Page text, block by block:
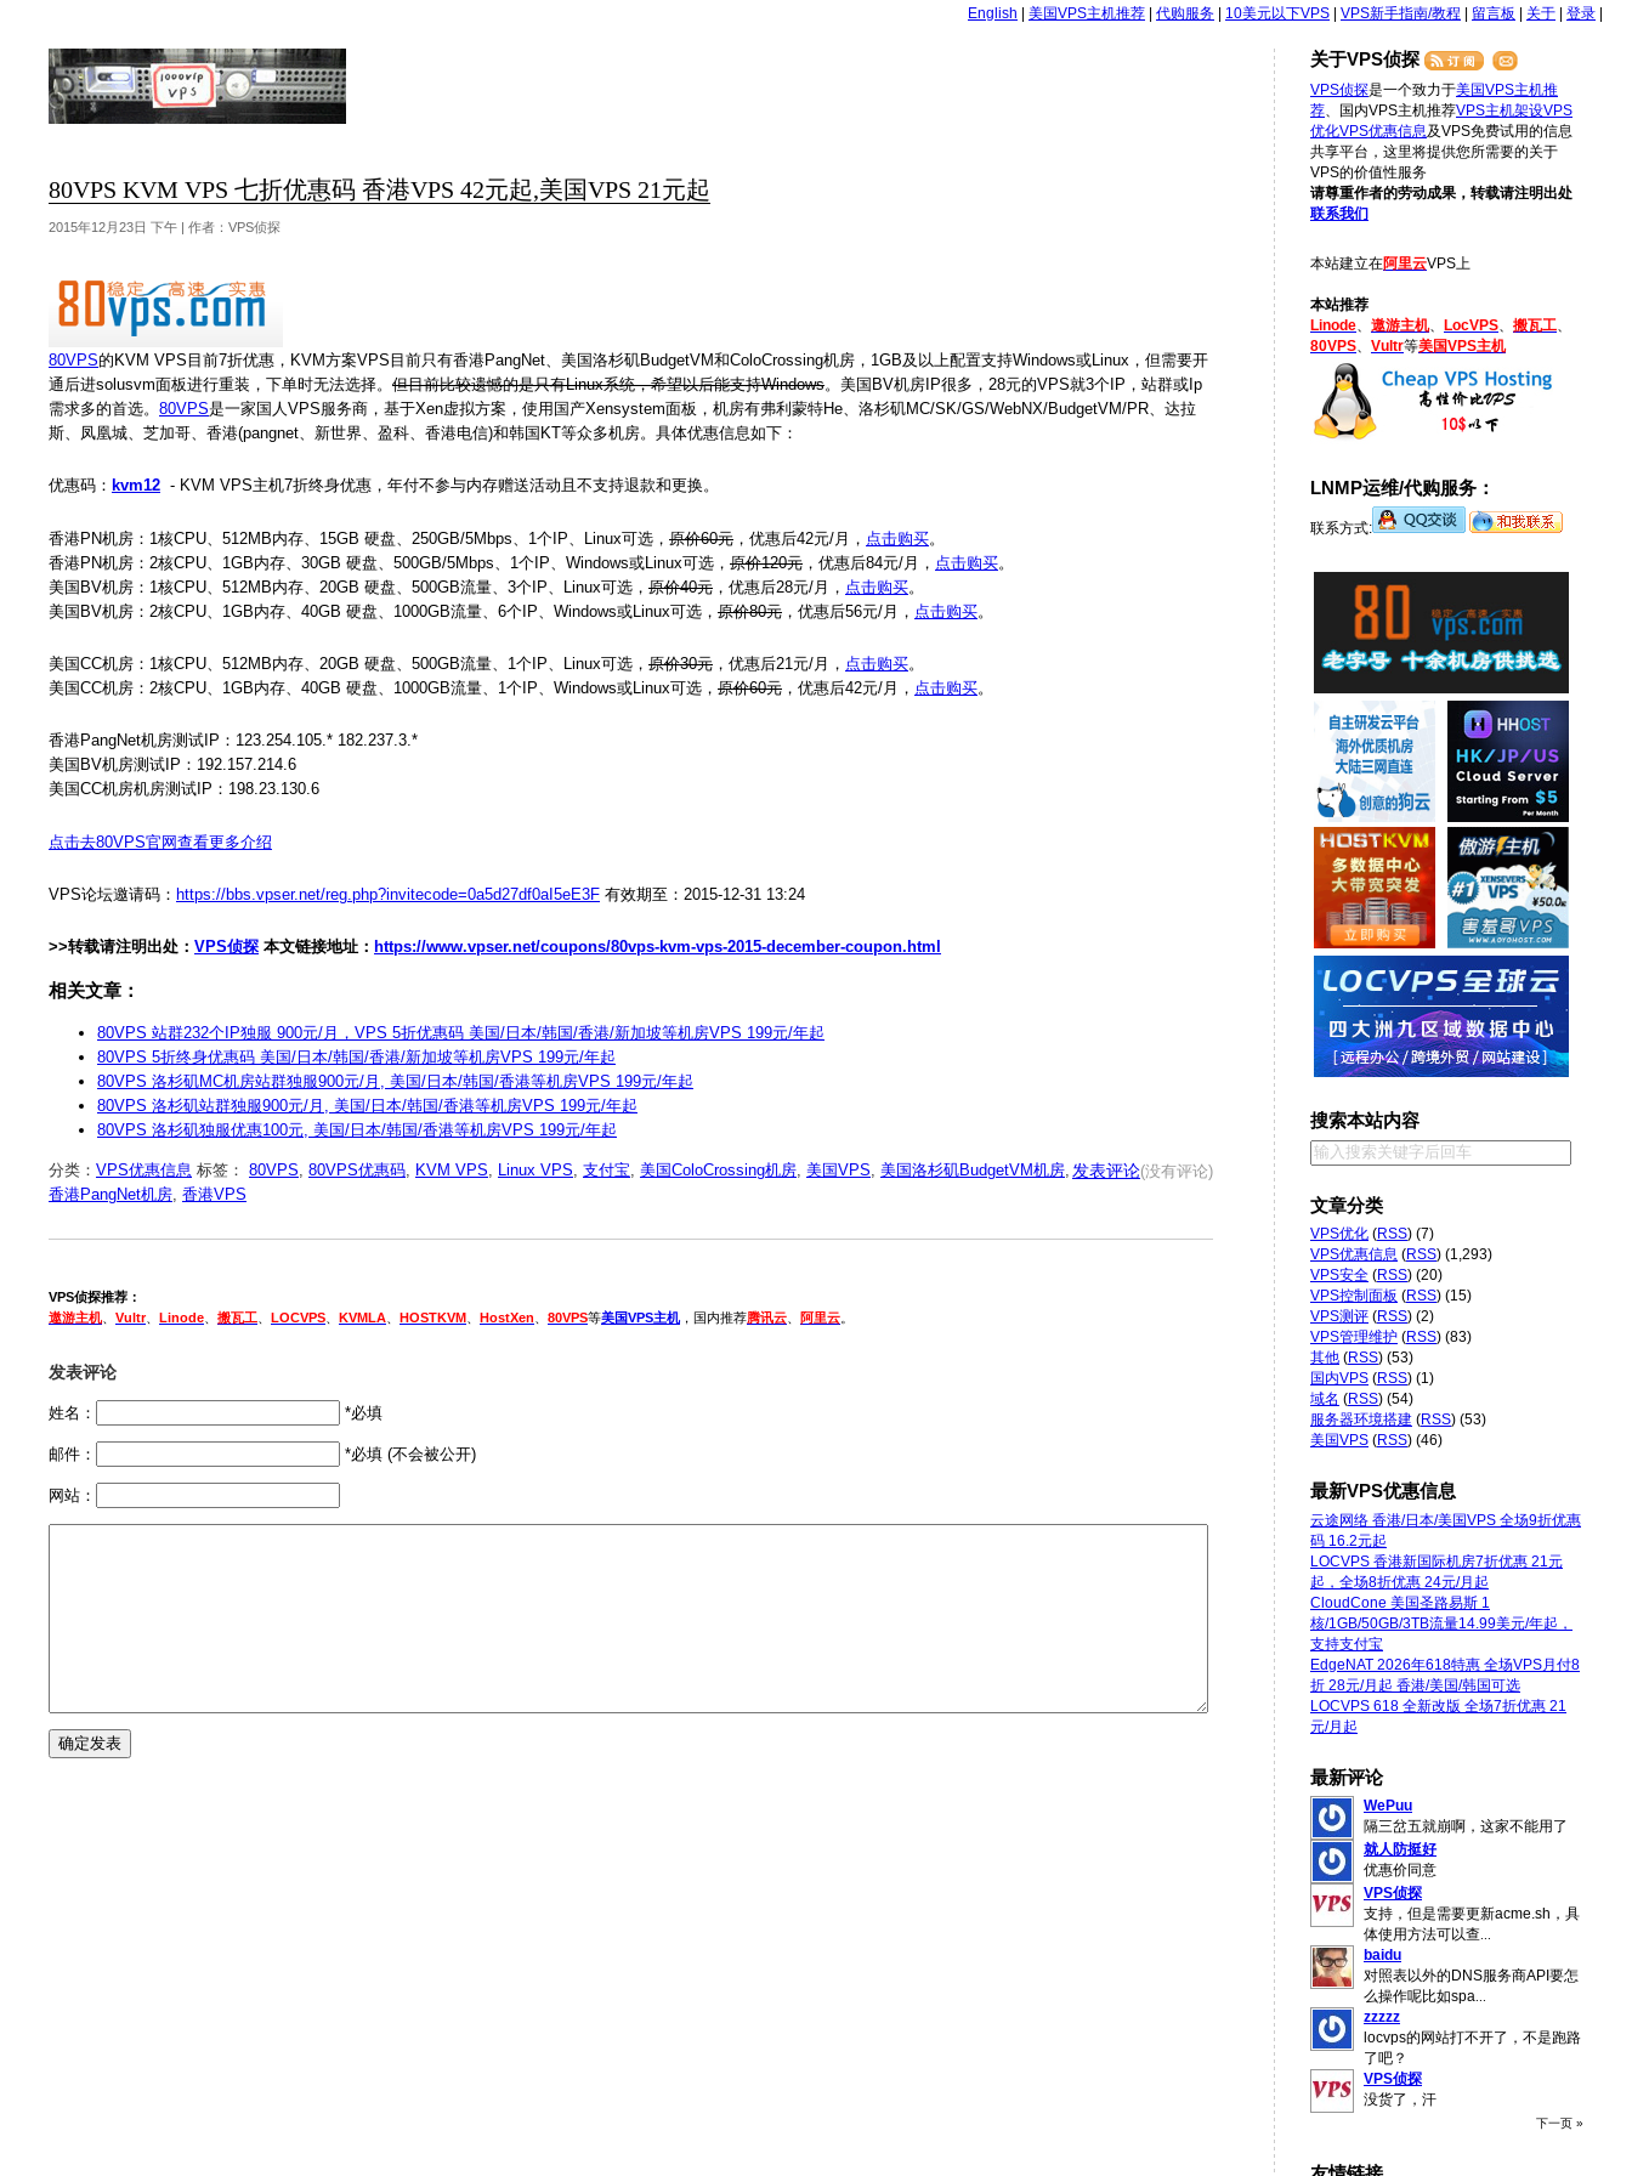
English 美国VPS主机推荐 代购服务 10美元以下VPS VPS新手指南/教程 留言板 关于 登录
80VPS KVM VPS 七折优惠码 香港VPS 42元起,美国VPS 21元起
2015年12月23日 下午 | 作者：VPS侦探
80VPS的KVM VPS目前7折优惠，KVM方案VPS目前只有香港PangNet、美国洛杉矶BudgetVM和ColoCrossing机房，1GB及以上配置支持Windows或Linux，但需要开
通后进solusvm面板进行重装，下单时无法选择。 但目前比较遗憾的是只有Linux系统，希望以后能支持Windows。美国BV机房IP很多，28元的VPS就3个IP，站群或Ip
需求多的首选。 80VPS是一家国人VPS服务商，基于Xen虚拟方案，使用国产Xensystem面板，机房有弗利蒙特He、洛杉矶MC/SK/GS/WebNX/BudgetVM/PR、达拉
斯、凤凰城、芝加哥、香港(pangnet、新世界、盈科、香港电信)和韩国KT等众多机房。具体优惠信息如下：
优惠码： kvm12 - KVM VPS主机7折终身优惠，年付不参与内存赠送活动且不支持退款和更换。
香港PN机房：1核CPU、512MB内存、15GB 硬盘、250GB/5Mbps、1个IP、Linux可选， 原价60元 ，优惠后42元/月， 点击购买。
香港PN机房：2核CPU、1GB内存、30GB 硬盘、500GB/5Mbps、1个IP、Windows或Linux可选， 原价120元 ，优惠后84元/月， 点击购买。
美国BV机房：1核CPU、512MB内存、20GB 硬盘、500GB流量、3个IP、Linux可选， 原价40元 ，优惠后28元/月， 点击购买。
美国BV机房：2核CPU、1GB内存、40GB 硬盘、1000GB流量、6个IP、Windows或Linux可选， 原价80元 ，优惠后56元/月， 点击购买。
美国CC机房：1核CPU、512MB内存、20GB 硬盘、500GB流量、1个IP、Linux可选， 原价30元 ，优惠后21元/月， 点击购买。
美国CC机房：2核CPU、1GB内存、40GB 硬盘、1000GB流量、1个IP、Windows或Linux可选， 原价60元 ，优惠后42元/月， 点击购买。
香港PangNet机房测试IP：123.254.105.* 182.237.3.*
美国BV机房测试IP：192.157.214.6
美国CC机房机房测试IP：198.23.130.6
点击去80VPS官网查看更多介绍
VPS论坛邀请码： https://bbs.vpser.net/reg.php?invitecode=0a5d27df0aI5eE3F 有效期至：2015-12-31 13:24
>>转载请注明出处： VPS侦探 本文链接地址： https://www.vpser.net/coupons/80vps-kvm-vps-2015-december-coupon.html
相关文章：
80VPS 站群232个IP独服 900元/月，VPS 5折优惠码 美国/日本/韩国/香港/新加坡等机房VPS 199元/年起
80VPS 5折终身优惠码 美国/日本/韩国/香港/新加坡等机房VPS 199元/年起
80VPS 洛杉矶MC机房站群独服900元/月, 美国/日本/韩国/香港等机房VPS 199元/年起
80VPS 洛杉矶站群独服900元/月, 美国/日本/韩国/香港等机房VPS 199元/年起
80VPS 洛杉矶独服优惠100元, 美国/日本/韩国/香港等机房VPS 199元/年起
发表评论(没有评论)
分类： VPS优惠信息 标签： 80VPS 80VPS优惠码 KVM VPS Linux VPS 支付宝 美国ColoCrossing机房 美国VPS 美国洛杉矶BudgetVM机房
香港PangNet机房 香港VPS
VPS侦探推荐：
遨游主机
Vultr、 Linode 搬瓦工 LOCVPS KVMLA HOSTKVM HostXen 80VPS等美国VPS主机 ，国内推荐腾讯云 阿里云。
发表评论
姓名： *必填
邮件： *必填 (不会被公开)
网站：
关于VPS侦探
VPS侦探是一个致力于美国VPS主机推
荐 、国内VPS主机推荐VPS主机架设VPS
优化VPS优惠信息 及VPS免费试用的信息
共享平台，这里将提供您所需要的关于
VPS的价值性服务
请尊重作者的劳动成果，转载请注明出处
联系我们
本站建立在阿里云VPS上
本站推荐
Linode
遨游主机、 LocVPS 搬瓦工
80VPS
Vultr等美国VPS主机
LNMP运维/代购服务：
联系方式:
搜索本站内容
文章分类
VPS优化 (RSS) (7)
VPS优惠信息 (RSS) (1,293)
VPS安全 (RSS) (20)
VPS控制面板 (RSS) (15)
VPS测评 (RSS) (2)
VPS管理维护 (RSS) (83)
其他 (RSS) (53)
国内VPS (RSS) (1)
域名 (RSS) (54)
服务器环境搭建 (RSS) (53)
美国VPS (RSS) (46)
最新VPS优惠信息
云途网络 香港/日本/美国VPS 全场9折优惠
码 16.2元起
LOCVPS 香港新国际机房7折优惠 21元
起，全场8折优惠 24元/月起
CloudCone 美国圣路易斯 1
核/1GB/50GB/3TB流量14.99美元/年起，
支持支付宝
EdgeNAT 2026年618特惠 全场VPS月付8
折 28元/月起 香港/美国/韩国可选
LOCVPS 618 全新改版 全场7折优惠 21
元/月起
最新评论
WePuu
隔三岔五就崩啊，这家不能用了
就人防挺好
优惠价同意
VPS侦探
支持，但是需要更新acme.sh，具
体使用方法可以查
baidu
对照表以外的DNS服务商API要怎
么操作呢比如spa
zzzzz
locvps的网站打不开了，不是跑路
了吧？
VPS侦探
没货了，汗
下一页 »